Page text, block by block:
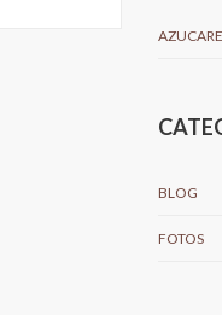
BLOG
FOTOS